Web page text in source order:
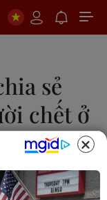
sẻ
chết ở